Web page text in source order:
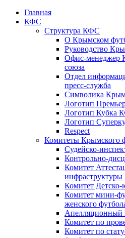
Главная
КФС
Структура КФС
О Крымском
Руководство
Офис-менеджер
союза
Отдел
пресс-служба
Символика
Логотип
Логотип Кубка
Логотип
Respect
Комитеты Крымского
Судейско-
Контрольно-
Комитет
инфраструктуры
Комитет
Комитет мини-
женского
Апелляционный
Комитет по
Комитет по